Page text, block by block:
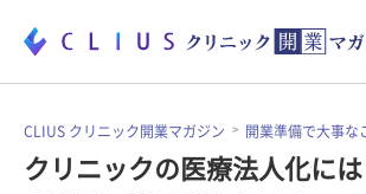
お役立ち資料 運営・
CLIUS クリニック開業マガジン 開業準備で大事な
クリニックの医療法人化に